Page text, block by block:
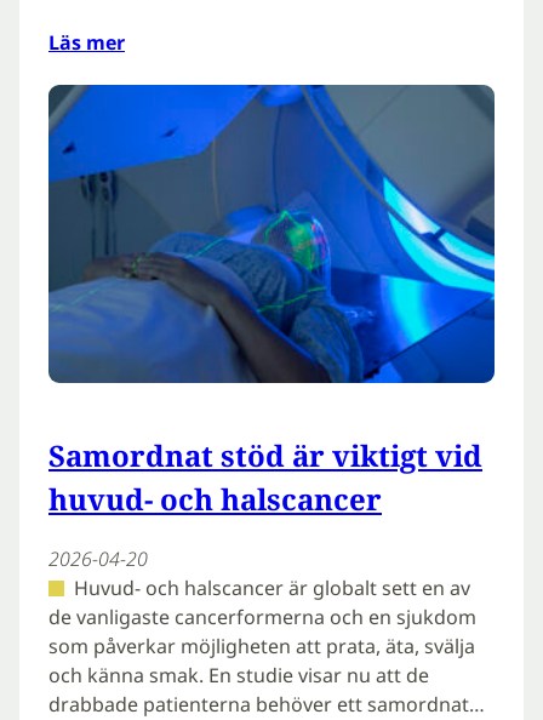
Läs mer
Samordnat stöd är viktigt vid
huvud- och halscancer
2026-04-20
Huvud- och halscancer är globalt sett en av
de vanligaste cancerformerna och en sjukdom
som påverkar möjligheten att prata, äta, svälja
och känna smak. En studie visar nu att de
drabbade patienterna behöver ett samordnat…